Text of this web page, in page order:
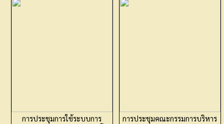
การประชุมการใช้ระบบการ
การประชุมคณะกรรมการบริหาร